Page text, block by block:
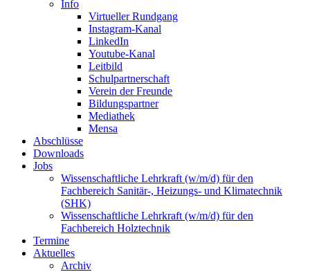
Info
Virtueller Rundgang
Instagram-Kanal
LinkedIn
Youtube-Kanal
Leitbild
Schulpartnerschaft
Verein der Freunde
Bildungspartner
Mediathek
Mensa
Abschlüsse
Downloads
Jobs
Wissenschaftliche Lehrkraft (w/m/d) für den
Fachbereich Sanitär-, Heizungs- und Klimatechnik
(SHK)
Wissenschaftliche Lehrkraft (w/m/d) für den
Fachbereich Holztechnik
Termine
Aktuelles
Archiv